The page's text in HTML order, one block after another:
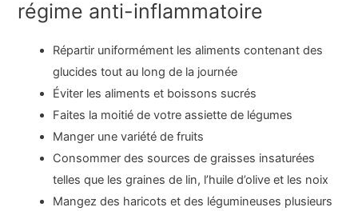
régime anti-inflammatoire
Répartir uniformément les aliments contenant des
glucides tout au long de la journée
Éviter les aliments et boissons sucrés
Faites la moitié de votre assiette de légumes
Manger une variété de fruits
Consommer des sources de graisses insaturées
telles que les graines de lin, l’huile d’olive et les noix
Mangez des haricots et des légumineuses plusieurs